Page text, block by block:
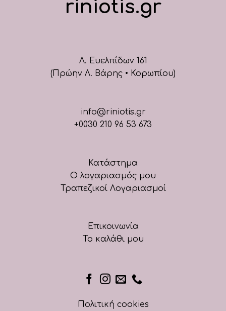
riniotis.gr
Λ. Ευελπίδων 161
(Πρώην Λ. Βάρης • Κορωπίου)
info@riniotis.gr
+0030 210 96 53 673
Κατάστημα
Ο λογαριασμός μου
Τραπεζικοί Λογαριασμοί
Επικοινωνία
Το καλάθι μου
Πολιτική cookies